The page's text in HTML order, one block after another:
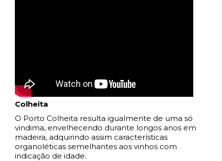
Colheita
O Porto Colheita resulta igualmente de uma só
vindima, envelhecendo durante longos anos em
madeira, adquirindo assim características
organoléticas semelhantes aos vinhos com
indicação de idade.